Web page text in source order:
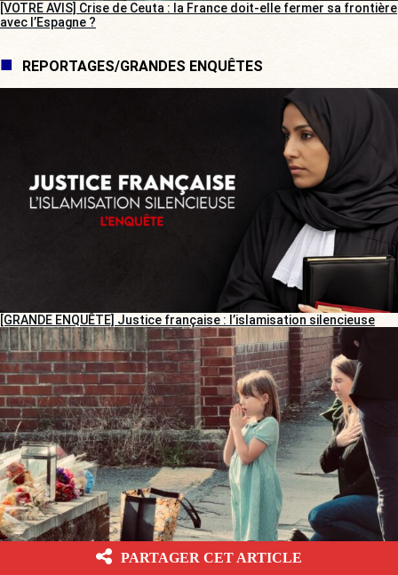
[VOTRE AVIS] Crise de Ceuta : la France doit-elle fermer sa frontière
avec l’Espagne ?
REPORTAGES/GRANDES ENQUÊTES
[GRANDE ENQUÊTE] Justice française : l’islamisation silencieuse
[REPORTAGE] Meurtre d’Henry Nowak : des Anglais entre tristesse
PARTAGER CET ARTICLE